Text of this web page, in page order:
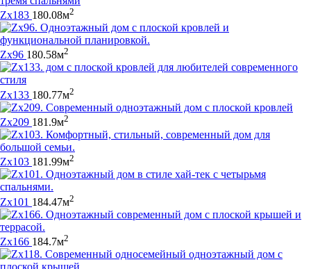
Zx183 180.08м2
Zx96 180.58м2
Zx133 180.77м2
Zx209 181.9м2
Zx103 181.99м2
Zx101 184.47м2
Zx166 184.7м2